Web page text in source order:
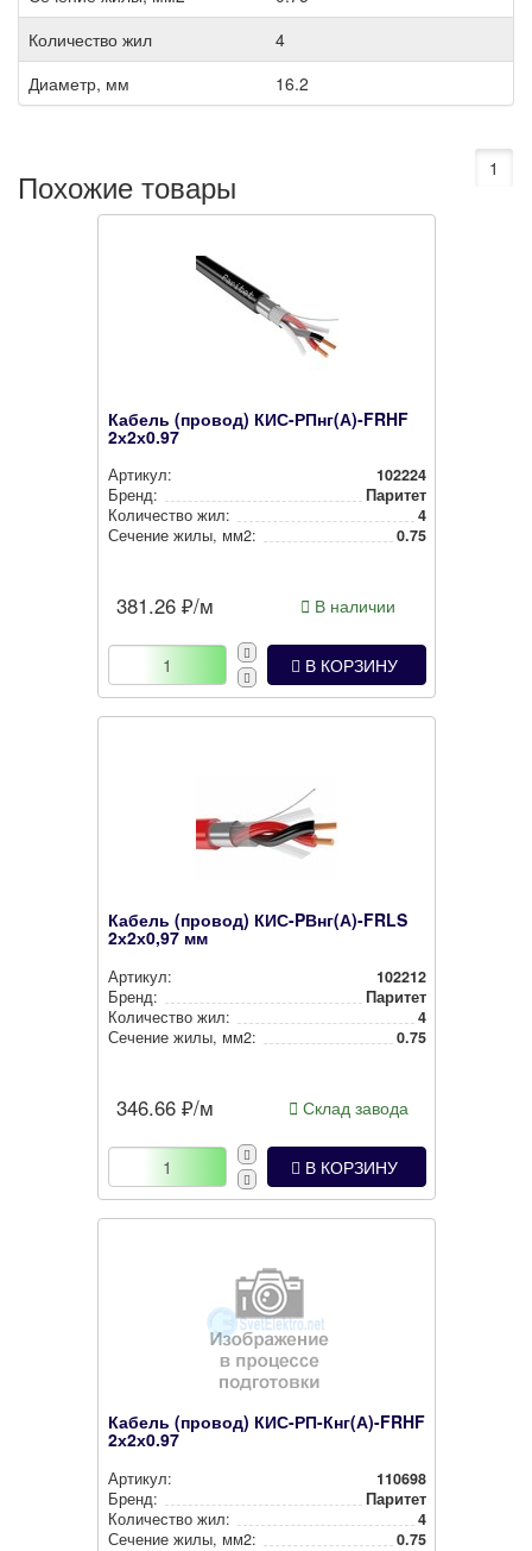
Количество жил
4
Диаметр, мм
16.2
Похожие товары 1
Кабель (провод) КИС-РПнг(А)-FRHF
2х2х0.97
Артикул:
102224
Бренд:
Паритет
Количество жил:
4
Сечение жилы, мм2:
0.75
381.26 ₽/м В наличии
В КОРЗИНУ
Кабель (провод) КИС-PВнг(А)-FRLS
2х2х0,97 мм
Артикул:
102212
Бренд:
Паритет
Количество жил:
4
Сечение жилы, мм2:
0.75
346.66 ₽/м Склад завода
В КОРЗИНУ
Кабель (провод) КИС-РП-Кнг(А)-FRHF
2х2х0.97
Артикул:
110698
Бренд:
Паритет
Количество жил:
4
Сечение жилы, мм2:
0.75